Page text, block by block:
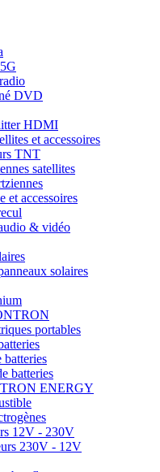
DVD
HDMI
et accessoires
TNT
satellites
et accessoires
& vidéo
solaires
portables
batteries
batteries
ENERGY
12V - 230V
230V - 12V